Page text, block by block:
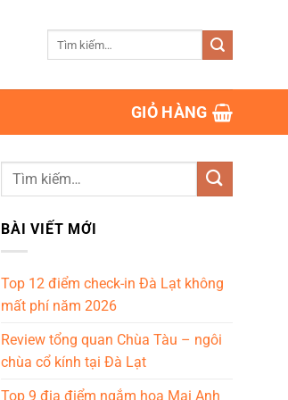
GIỎ HÀNG
BÀI VIẾT MỚI
Top 12 điểm check-in Đà Lạt không
mất phí năm 2026
Review tổng quan Chùa Tàu – ngôi
chùa cổ kính tại Đà Lạt
Top 9 địa điểm ngắm hoa Mai Anh